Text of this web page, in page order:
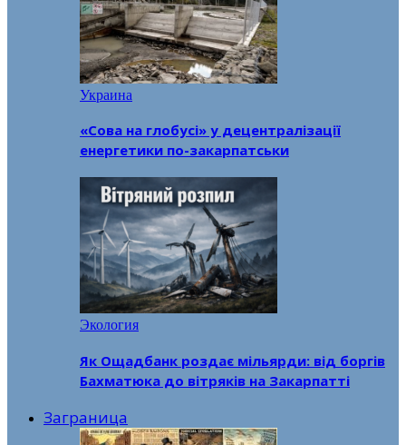
Украина
«Сова на глобусі» у децентралізації
енергетики по-закарпатськи
Экология
Як Ощадбанк роздає мільярди: від боргів
Бахматюка до вітряків на Закарпатті
Заграница